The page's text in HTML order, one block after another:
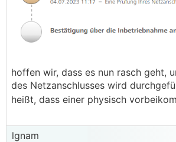
hoffen wir, dass es nun rasch geht,
des Netzanschlusses wird
heißt, dass einer physisch
lgnam